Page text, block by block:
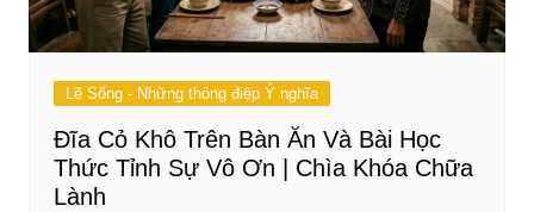
Lẽ Sống - Những thông điệp Ý nghĩa
Đĩa Cỏ Khô Trên Bàn Ăn Và Bài Học
Thức Tỉnh Sự Vô Ơn | Chìa Khóa Chữa
Lành